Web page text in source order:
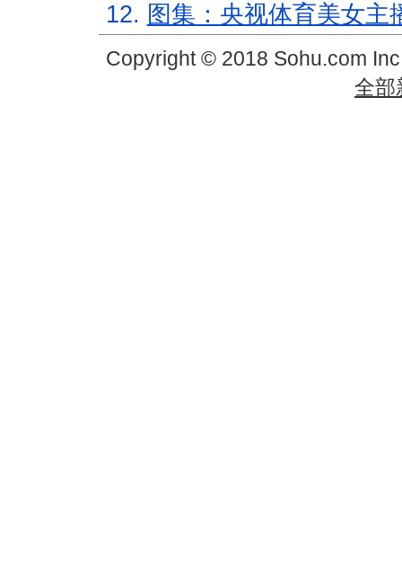
12. 图集：央视体育美女主
Copyright © 2018 Sohu.com
全部